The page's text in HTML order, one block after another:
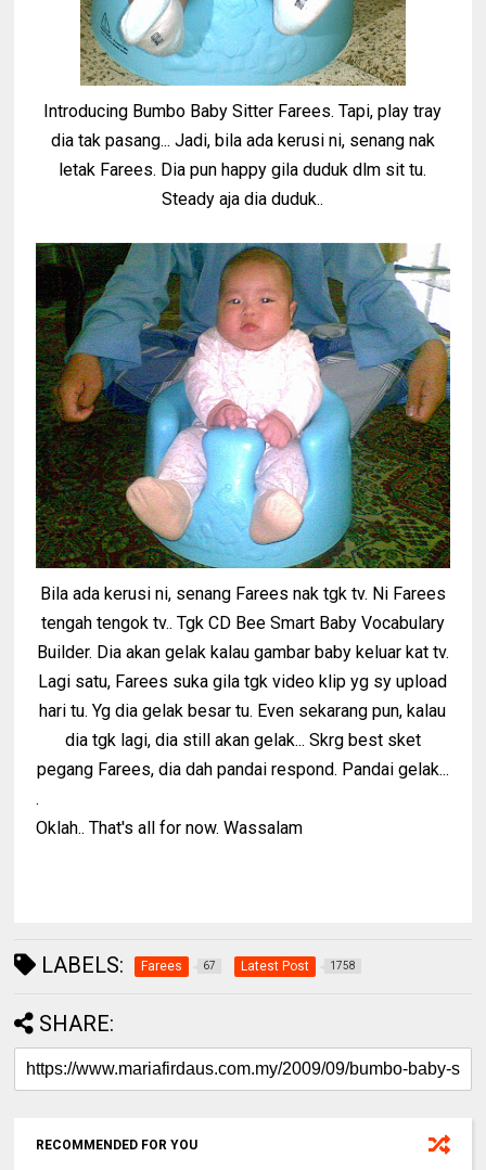
Introducing Bumbo Baby Sitter Farees. Tapi, play tray
dia tak pasang... Jadi, bila ada kerusi ni, senang nak
letak Farees. Dia pun happy gila duduk dlm sit tu.
Steady aja dia duduk..
Bila ada kerusi ni, senang Farees nak tgk tv. Ni Farees
tengah tengok tv.. Tgk CD Bee Smart Baby Vocabulary
Builder. Dia akan gelak kalau gambar baby keluar kat tv.
Lagi satu, Farees suka gila tgk video klip yg sy upload
hari tu. Yg dia gelak besar tu. Even sekarang pun, kalau
dia tgk lagi, dia still akan gelak... Skrg best sket
pegang Farees, dia dah pandai respond. Pandai gelak...
.
Oklah.. That's all for now. Wassalam
LABELS: Farees 67 Latest Post 1758
SHARE:
RECOMMENDED FOR YOU